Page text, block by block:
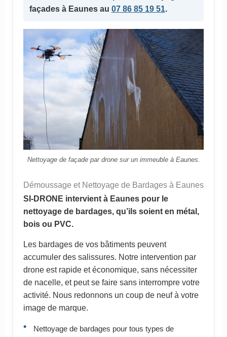
façades à Eaunes au 07 86 85 19 51.
Nettoyage de façade par drone sur un immeuble à Eaunes.
Démoussage et Nettoyage de Bardages à Eaunes
SI-DRONE intervient à Eaunes pour le
nettoyage de bardages, qu’ils soient en métal,
bois ou PVC.
Les bardages de vos bâtiments peuvent
accumuler des salissures. Notre intervention par
drone est rapide et économique, sans nécessiter
de nacelle, et peut se faire sans interrompre votre
activité. Nous redonnons un coup de neuf à votre
image de marque.
Nettoyage de bardages pour tous types de